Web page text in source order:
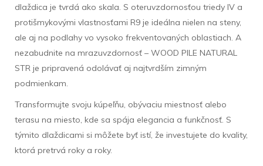
dlaždica je tvrdá ako skala. S oteruvzdornosťou triedy IV a
protišmykovými vlastnosťami R9 je ideálna nielen na steny,
ale aj na podlahy vo vysoko frekventovaných oblastiach. A
nezabudnite na mrazuvzdornosť – WOOD PILE NATURAL
STR je pripravená odolávať aj najtvrdším zimným
podmienkam.
Transformujte svoju kúpeľňu, obývaciu miestnosť alebo
terasu na miesto, kde sa spája elegancia a funkčnosť. S
týmito dlaždicami si môžete byť istí, že investujete do kvality,
ktorá pretrvá roky a roky.